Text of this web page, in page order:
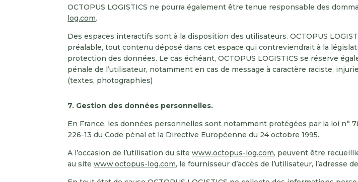
OCTOPUS LOGISTICS ne pourra également être tenue responsable des
log.com.
Des espaces interactifs sont à la disposition des utilisateurs. OCTOPUS
préalable, tout contenu déposé dans cet espace qui contreviendrait à la
protection des données. Le cas échéant, OCTOPUS LOGISTICS se réserve
pénale de l’utilisateur, notamment en cas de message à caractère raciste,
(textes, photographies)
7. Gestion des données personnelles.
En France, les données personnelles sont notamment protégées par la loi n°
226-13 du Code pénal et la Directive Européenne du 24 octobre 1995.
A l’occasion de l’utilisation du sitewww.octopus-log.com, peuvent être
au sitewww.octopus-log.com, le fournisseur d’accès de l’utilisateur, l’adresse